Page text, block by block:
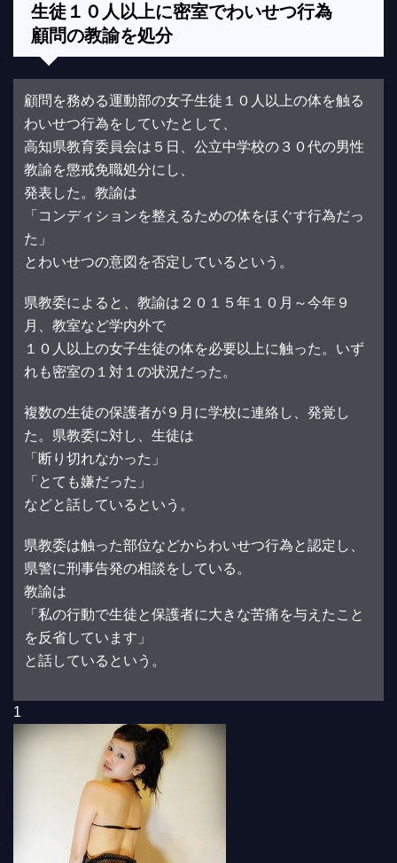
生徒１０人以上に密室でわいせつ行為
顧問の教諭を処分
顧問を務める運動部の女子生徒１０人以上の体を触る
わいせつ行為をしていたとして、
高知県教育委員会は５日、公立中学校の３０代の男性
教諭を懲戒免職処分にし、
発表した。教諭は
「コンディションを整えるための体をほぐす行為だっ
た」
とわいせつの意図を否定しているという。
県教委によると、教諭は２０１５年１０月～今年９
月、教室など学内外で
１０人以上の女子生徒の体を必要以上に触った。いず
れも密室の１対１の状況だった。
複数の生徒の保護者が９月に学校に連絡し、発覚し
た。県教委に対し、生徒は
「断り切れなかった」
「とても嫌だった」
などと話しているという。
県教委は触った部位などからわいせつ行為と認定し、
県警に刑事告発の相談をしている。
教諭は
「私の行動で生徒と保護者に大きな苦痛を与えたこと
を反省しています」
と話しているという。
1